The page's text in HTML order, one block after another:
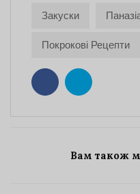
Закуски
Покрокові Рецепти
Вам також